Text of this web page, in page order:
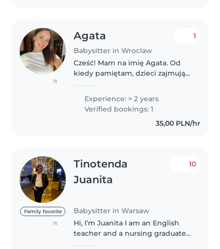
(1)
Agata
Babysitter in Wroclaw
1
Cześć! Mam na imię Agata. Od
kiedy pamiętam, dzieci zajmują
życiu. Jako druga najstarsza z
rodzeństwa naturalnie i z wielką
radością przejęłam rolę
Experience: > 2 years
Verified bookings: 1
35,00 PLN/hr
Family favorite
(1)
Tinotenda
Juanita
Babysitter in Warsaw
10
Hi, I’m Juanita I am an English
teacher and a nursing graduate,